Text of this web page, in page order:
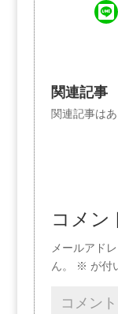
関連記事
関連記事は
コメン
メールアド
ん。
※ が付